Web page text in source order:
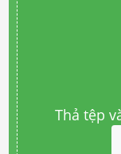
Thả tệp